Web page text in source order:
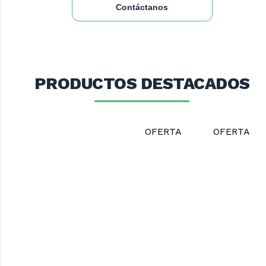
Contáctanos
PRODUCTOS DESTACADOS
OFERTA OFERTA